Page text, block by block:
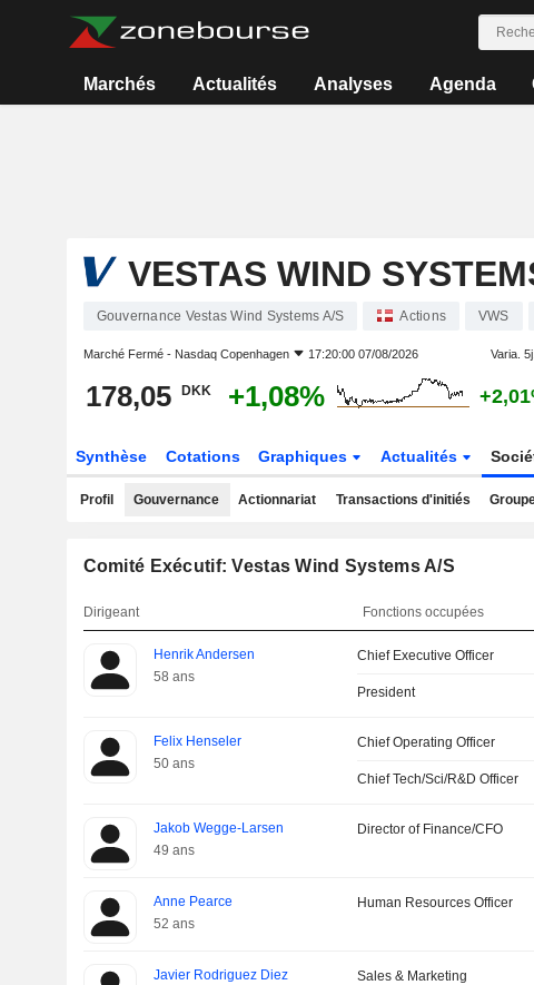
Marchés Actualités Analyses Agenda
VESTAS WIND
Gouvernance Vestas Wind Systems A/S Actions VWS
Marché Fermé - Nasdaq Copenhagen 17:20:00 07/08/2026 Varia. 5j.
178,05 DKK +1,08%
Synthèse Cotations Graphiques Actualités
Profil Gouvernance Actionnariat Transactions d'initiés
Comité Exécutif: Vestas Wind Systems A/S
Dirigeant Fonctions occupées
Henrik Andersen
58 ans
Chief Executive Officer
President
Felix Henseler
50 ans
Chief Operating Officer
Chief Tech/Sci/R&D Officer
Jakob Wegge-Larsen
49 ans
Director of Finance/CFO
Anne Pearce
52 ans
Human Resources Officer
Javier Rodriguez Diez
Sales & Marketing